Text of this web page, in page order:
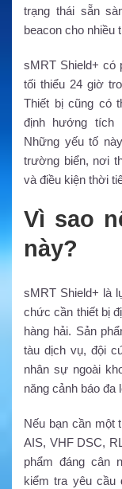
trạng thái sẵn
beacon cho nhiều
sMRT Shield+ có
tối thiểu 24 giờ
Thiết bị cũng có
định hướng tích
Những yếu tố
trường biển, nơi
và điều kiện thời
Vì sao
này?
sMRT Shield+ là
chức cần thiết bị
hàng hải. Sản
tàu dịch vụ, đội
nhân sự ngoài
năng cảnh báo đa
Nếu bạn cần một
AIS, VHF DSC,
phẩm đáng cân
kiểm tra yêu cầu